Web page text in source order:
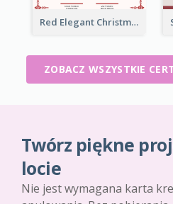
Red Elegant Christmas Celebration Certificate
ZOBACZ WSZYSTKIE
Twórz piękne
locie
Nie jest wymagana karta